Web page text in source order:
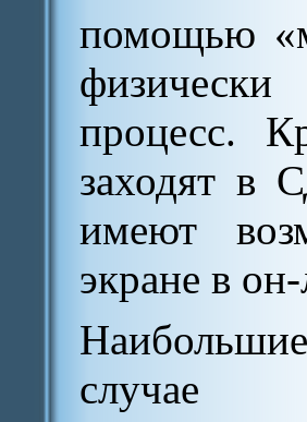
помощью
процесс.
заходят в
имеют
экране в
случае